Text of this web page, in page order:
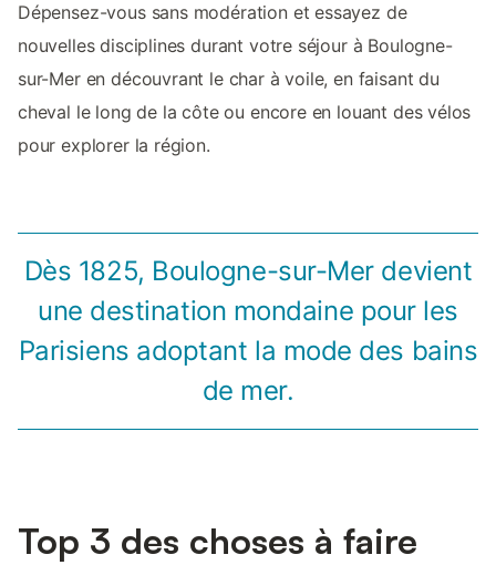
Dépensez-vous sans modération et essayez de
nouvelles disciplines durant votre séjour à Boulogne-
sur-Mer en découvrant le char à voile, en faisant du
cheval le long de la côte ou encore en louant des vélos
pour explorer la région.
Dès 1825, Boulogne-sur-Mer devient
une destination mondaine pour les
Parisiens adoptant la mode des bains
de mer.
Top 3 des choses à faire